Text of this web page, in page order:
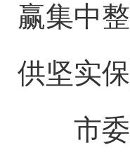
赢集中
供坚实保
市委